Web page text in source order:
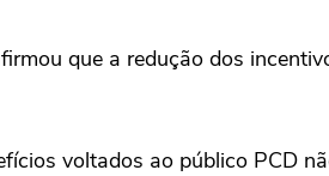
que a redução dos
voltados ao público PCD